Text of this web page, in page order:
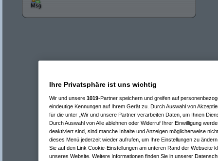
Ihre Privatsphäre ist uns wichtig
Wir und unsere 1019-Partner speichern und greifen auf
eindeutige Kennungen auf Ihrem Gerät zu. Durch Auswahl von
für die unter „Wir und unsere Partner verarbeiten Daten, um Ihnen
Durch Auswahl von Alle ablehnen oder Widerruf Ihrer Einwilligung
deaktiviert sind, sind manche Inhalte und Anzeigen möglicherweise
dieses Menü jederzeit wieder aufrufen, um Ihre Einstellungen zu
Sie auf den Link Cookie-Einstellungen am unteren Rand der Webseite
unseres Website. Weitere Informationen finden Sie in unserer